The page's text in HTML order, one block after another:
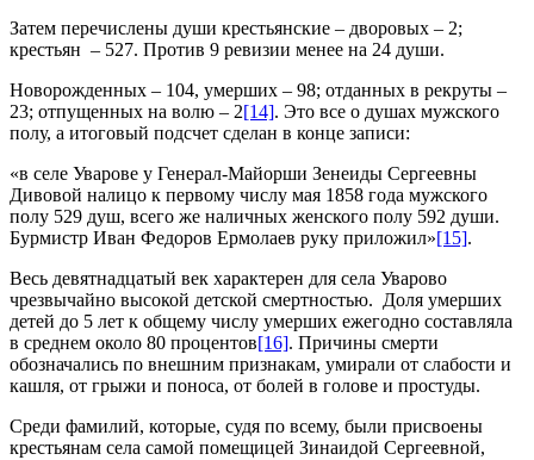
Затем перечислены души крестьянские – дворовых – 2;
крестьян – 527. Против 9 ревизии менее на 24 души.
Новорожденных – 104, умерших – 98; отданных в рекруты –
23; отпущенных на волю – 2[14]. Это все о душах мужского
полу, а итоговый подсчет сделан в конце записи:
«в селе Уварове у Генерал-Майорши Зенеиды Сергеевны
Дивовой налицо к первому числу мая 1858 года мужского
полу 529 душ, всего же наличных женского полу 592 души.
Бурмистр Иван Федоров Ермолаев руку приложил»[15].
Весь девятнадцатый век характерен для села Уварово
чрезвычайно высокой детской смертностью. Доля умерших
детей до 5 лет к общему числу умерших ежегодно составляла
в среднем около 80 процентов[16]. Причины смерти
обозначались по внешним признакам, умирали от слабости и
кашля, от грыжи и поноса, от болей в голове и простуды.
Среди фамилий, которые, судя по всему, были присвоены
крестьянам села самой помещицей Зинаидой Сергеевной,